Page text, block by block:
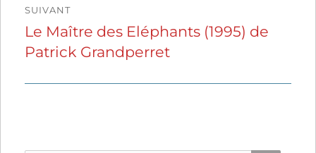
SUIVANT
Publication
suivante :
Le Maître des Eléphants (1995) de
Patrick Grandperret